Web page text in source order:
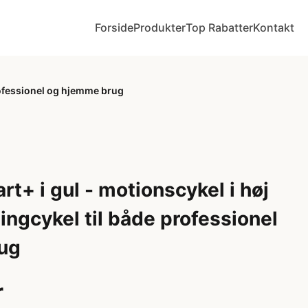
ForsideProdukterTop RabatterKontakt
og hjemme brug
i gul - motionscykel i høj
til både professionel